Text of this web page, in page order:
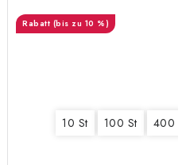
(bis zu 10 %)
10 St 100 St 400